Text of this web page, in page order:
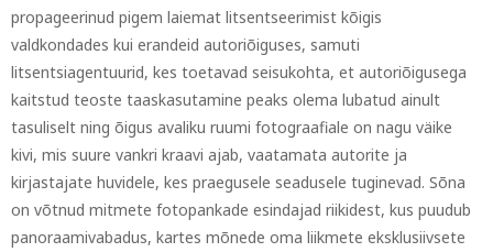
propageerinud pigem laiemat litsentseerimist kõigis
valdkondades kui erandeid autoriõiguses, samuti
litsentsiagentuurid, kes toetavad seisukohta, et autoriõigusega
kaitstud teoste taaskasutamine peaks olema lubatud ainult
tasuliselt ning õigus avaliku ruumi fotograafiale on nagu väike
kivi, mis suure vankri kraavi ajab, vaatamata autorite ja
kirjastajate huvidele, kes praegusele seadusele tuginevad. Sõna
on võtnud mitmete fotopankade esindajad riikidest, kus puudub
panoraamivabadus, kartes mõnede oma liikmete eksklusiivsete